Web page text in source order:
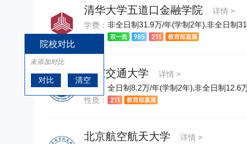
清华大学五道口金融学院
详情 >
学费： 非全日制31.9万/年(学制2年),非全日制
北京交通大学
详情 >
学费： 全日制8.2万/年(学制2年),非全日制12.6
性质：
北京航空航天大学
详情 >
院校对比
未添加对比
对比 清空